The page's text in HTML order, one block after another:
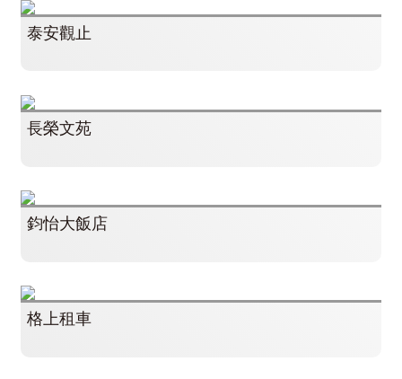
泰安觀止
長榮文苑
鈞怡大飯店
格上租車